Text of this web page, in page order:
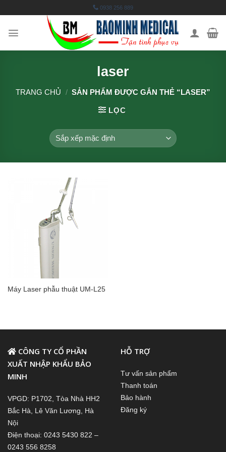
to
content
0938 256 889
laser
TRANG CHỦ / SẢN PHẨM ĐƯỢC GẮN THẺ “LASER”
LỌC
Máy Laser phẫu thuật UM-L25
CÔNG TY CỔ PHẦN
XUẤT NHẬP KHẨU BẢO
MINH
VPGD: P1702, Tòa Nhà HH2
Bắc Hà, Lê Văn Lương, Hà
Nội
Điện thoại: 0243 5430 822 –
0243 556 8258
HỖ TRỢ
Tư vấn sản phẩm
Thanh toán
Bảo hành
Đăng ký